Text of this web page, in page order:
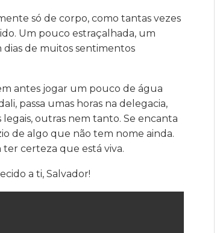
só de corpo, como tantas vezes
Um pouco estraçalhada, um
dias de muitos sentimentos
antes jogar um pouco de água
passa umas horas na delegacia,
outras nem tanto. Se encanta
de algo que não tem nome ainda.
certeza que está viva.
a ti, Salvador!